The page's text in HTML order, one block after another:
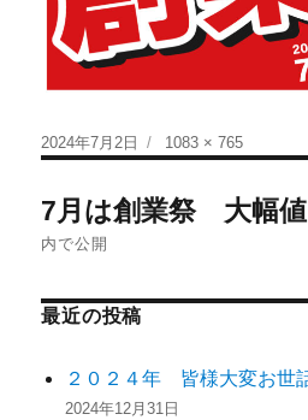
2024年7月2日 1083 × 765
7月は創業祭 大幅
内で公開
最近の投稿
２０２４年 皆様大変お世
2024年12月31日